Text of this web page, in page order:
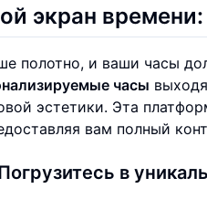
экран
полотно, и ваши часы
часы
эстетики. Эта
вам полный
в